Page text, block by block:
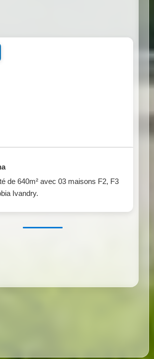
de 640m² avec 03 maisons F2, F3
Ivandry.